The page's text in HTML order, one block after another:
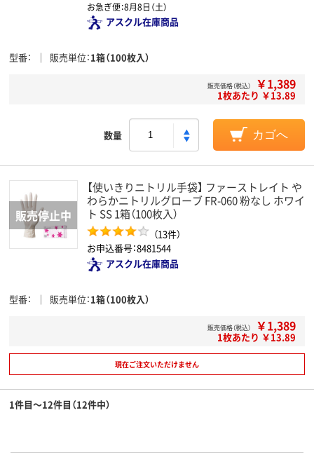
お急ぎ便：8月8日（土）
アスクル在庫商品
型番 販売単位 1箱（100枚入）
販売価格（税込） ￥1,389
1枚あたり ￥13.89
数量 カゴへ
【使いきりニトリル手袋】 ファーストレイト や
わらかニトリルグローブ FR-060 粉なし ホワイ
ト SS 1箱（100枚入）
（13件）
お申込番号：8481544
アスクル在庫商品
型番 販売単位 1箱（100枚入）
販売価格（税込） ￥1,389
1枚あたり ￥13.89
現在ご注文いただけません
1件目～12件目（12件中）